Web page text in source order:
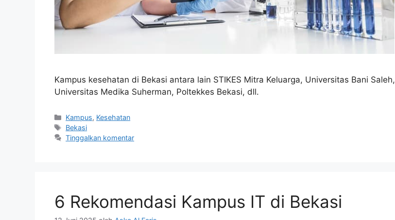
Kampus kesehatan di Bekasi antara lain STIKES Mitra Keluarga, Universitas Bani Saleh,
Universitas Medika Suherman, Poltekkes Bekasi, dll.
Kategori
Kampus, Kesehatan
Tag
Bekasi
Tinggalkan komentar
6 Rekomendasi Kampus IT di Bekasi